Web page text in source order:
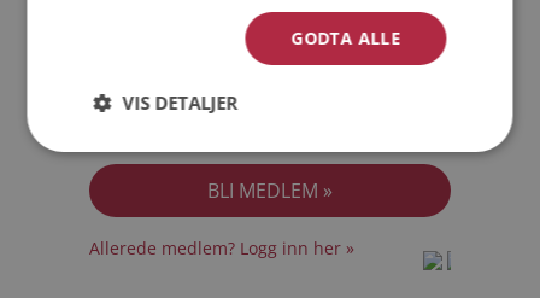
Jeg akseptererMedlemsvilkårene
Allerede medlem? Logg inn her »
GODTA ALLE
VIS DETALJER